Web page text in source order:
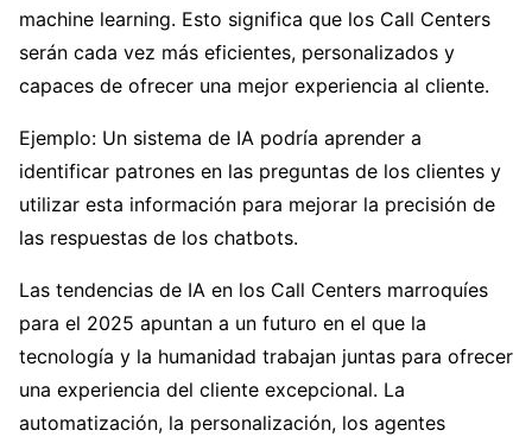
machine learning. Esto significa que los Call Centers
serán cada vez más eficientes, personalizados y
capaces de ofrecer una mejor experiencia al cliente.
Ejemplo: Un sistema de IA podría aprender a
identificar patrones en las preguntas de los clientes y
utilizar esta información para mejorar la precisión de
las respuestas de los chatbots.
Las tendencias de IA en los Call Centers marroquíes
para el 2025 apuntan a un futuro en el que la
tecnología y la humanidad trabajan juntas para ofrecer
una experiencia del cliente excepcional. La
automatización, la personalización, los agentes